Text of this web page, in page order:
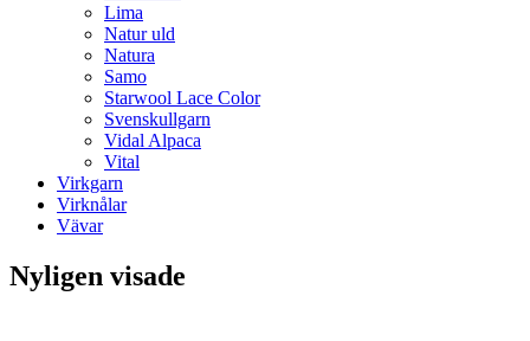
Lima
Natur uld
Natura
Samo
Starwool Lace Color
Svenskullgarn
Vidal Alpaca
Vital
Virkgarn
Virknålar
Vävar
Nyligen visade